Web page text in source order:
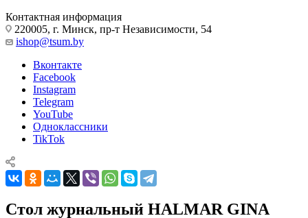
Контактная информация
220005, г. Минск, пр-т Независимости, 54
ishop@tsum.by
Вконтакте
Facebook
Instagram
Telegram
YouTube
Одноклассники
TikTok
Стол журнальный HALMAR GINA